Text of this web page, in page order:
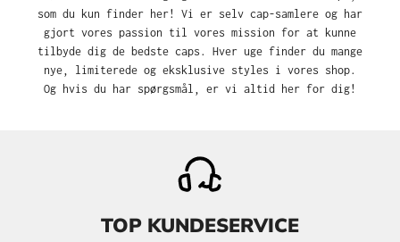
som du kun finder her! Vi er selv cap-samlere og har
gjort vores passion til vores mission for at kunne
tilbyde dig de bedste caps. Hver uge finder du mange
nye, limiterede og eksklusive styles i vores shop.
Og hvis du har spørgsmål, er vi altid her for dig!
TOP KUNDESERVICE